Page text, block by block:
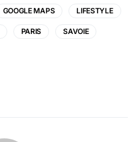
GOOGLE MAPS LIFESTYLE
PARIS SAVOIE